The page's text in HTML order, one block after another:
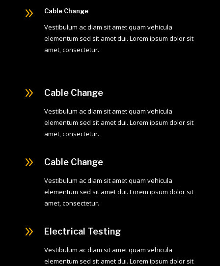
9 Cable Change
Vestibulum ac diam sit amet quam vehicula
elementum sed sit amet dui. Lorem ipsum dolor sit
amet, consectetur.
9 Cable Change
Vestibulum ac diam sit amet quam vehicula
elementum sed sit amet dui. Lorem ipsum dolor sit
amet, consectetur.
9 Cable Change
Vestibulum ac diam sit amet quam vehicula
elementum sed sit amet dui. Lorem ipsum dolor sit
amet, consectetur.
9 Electrical Testing
Vestibulum ac diam sit amet quam vehicula
elementum sed sit amet dui. Lorem ipsum dolor sit